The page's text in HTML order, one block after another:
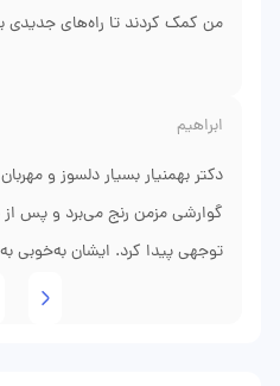
من کمک کردند تا راه‌های جدیدی
ابراهیم
دکتر بهمنیار بسیار دلسوز و
گوارشی مزمن رنج می‌برد و پس از
توجهی پیدا کرد. ایشان به‌خوبی
و روند درمان بسیار عالی بود